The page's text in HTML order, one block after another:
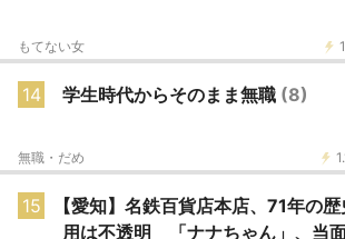
もてない女
14 学生時代からそのまま無職 (8)
無職・だめ
15
【愛知】名鉄百貨店本店、71年の
用は不透明 「ナナちゃん」、当